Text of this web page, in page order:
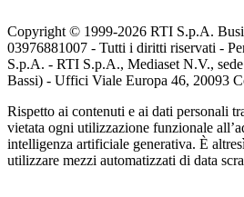
Copyright © 1999-2026 RTI S.p.A.
03976881007 - Tutti i diritti riservati -
S.p.A. - RTI S.p.A., Mediaset N.V.,
Bassi) - Uffici Viale Europa 46, 20093
Rispetto ai contenuti e ai dati personali
vietata ogni utilizzazione funzionale
intelligenza artificiale generativa. È
utilizzare mezzi automatizzati di data